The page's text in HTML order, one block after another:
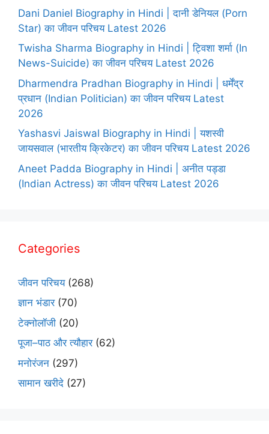
Dani Daniel Biography in Hindi | दानी डेनियल (Porn
Star) का जीवन परिचय Latest 2026
Twisha Sharma Biography in Hindi | ट्विशा शर्मा (In
News-Suicide) का जीवन परिचय Latest 2026
Dharmendra Pradhan Biography in Hindi | धर्मेंद्र
प्रधान (Indian Politician) का जीवन परिचय Latest
2026
Yashasvi Jaiswal Biography in Hindi | यशस्वी
जायसवाल (भारतीय क्रिकेटर) का जीवन परिचय Latest 2026
Aneet Padda Biography in Hindi | अनीत पड्डा
(Indian Actress) का जीवन परिचय Latest 2026
Categories
जीवन परिचय(268)
ज्ञान भंडार(70)
टेक्नोलॉजी (20)
पूजा–पाठ और त्यौहार(62)
मनोरंजन (297)
सामान खरीदे (27)